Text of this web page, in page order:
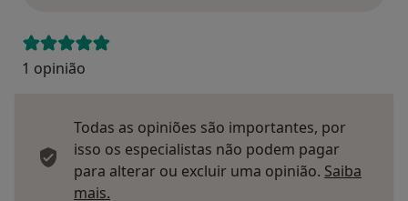
1 opinião
Todas as opiniões são importantes, por
isso os especialistas não podem pagar
para alterar ou excluir uma opinião. Saiba
mais.